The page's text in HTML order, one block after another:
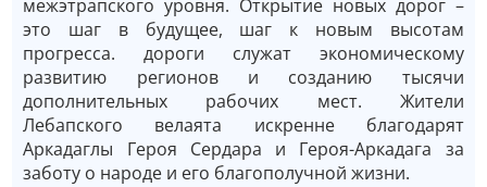
межэтрапского уровня. Открытие новых дорог –
это шаг в будущее, шаг к новым высотам
прогресса. дороги служат экономическому
развитию регионов и созданию тысячи
дополнительных рабочих мест. Жители
Лебапского велаята искренне благодарят
Аркадаглы Героя Сердара и Героя-Аркадага за
заботу о народе и его благополучной жизни.